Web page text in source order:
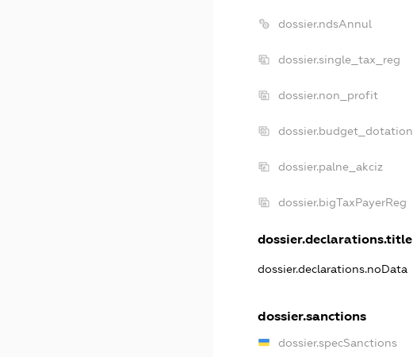
dossier.ndsAnnul
dossier.single_tax_reg
dossier.non_profit
dossier.budget_dotation
dossier.palne_akciz
dossier.bigTaxPayerReg
dossier.declarations.title
dossier.declarations.noData
dossier.sanctions
dossier.specSanctions